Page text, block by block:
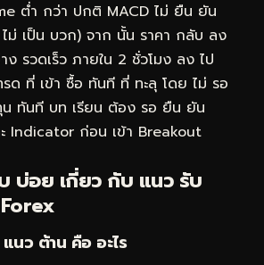
ต่ำ กว่า ปกติ MACD ไม่ ยืน ยัน
ม่ เป็น บวก) จาก นั้น ราคา กลับ ลง
รวดเร็ว ภายใน 2 ชั่วโมง ลง ไป
ด ที่ เข้า ซื้อ ทันที ที่ ทะลุ โดย ไม่ รอ
ทันที บท เรียน ต้อง รอ ยืน ยัน
Indicator ก่อน เข้า Breakout
บ่อย เกี่ยว กับ แนว รับ
นว ต้าน คือ อะไร